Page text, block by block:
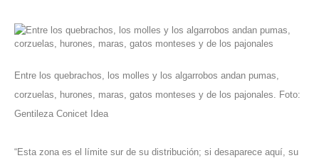
Entre los quebrachos, los molles y los algarrobos andan pumas,
corzuelas, hurones, maras, gatos monteses y de los pajonales. Foto:
Gentileza Conicet Idea
“Esta zona es el límite sur de su distribución; si desaparece aquí, su